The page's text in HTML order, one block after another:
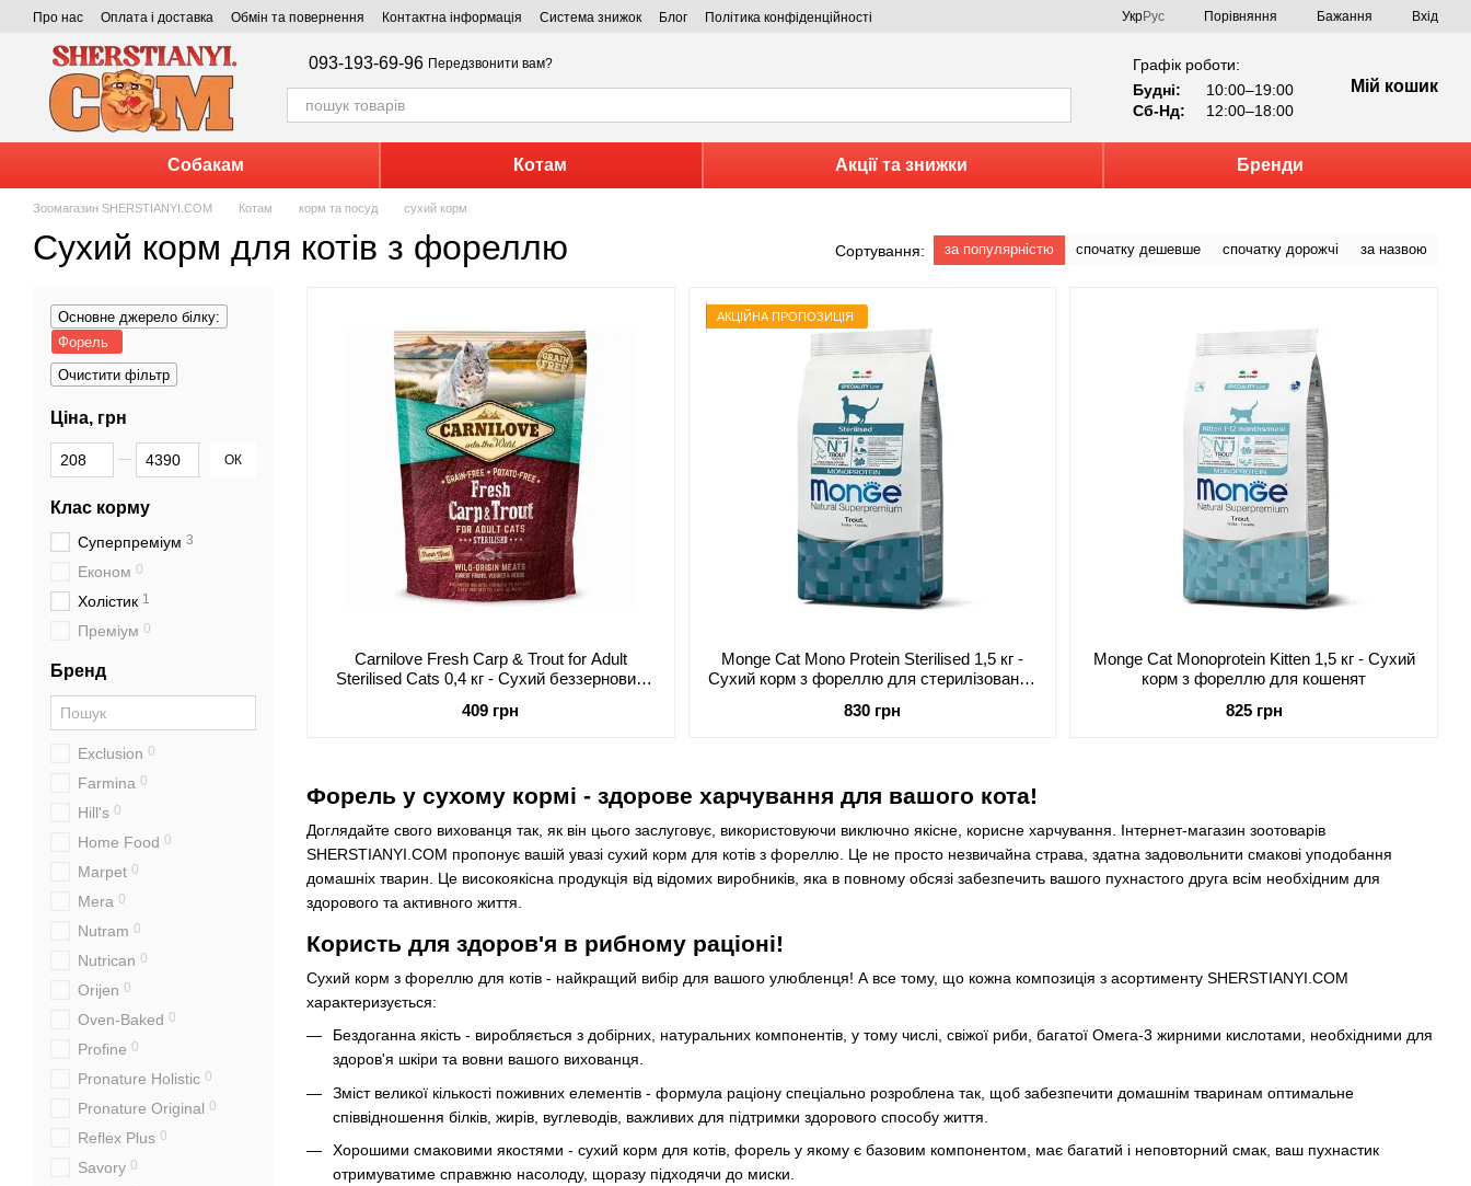
Перейти до основного контенту
Про нас Оплата і доставка Обмін та повернення Контактна інформація Система знижок Блог Політика конфіденційності УкрРус Порівняння Бажання Вхід
093-193-69-96 Передзвонити вам?
Графік роботи:
Будні:
10:00–19:00
Сб-Нд:
12:00–18:00
Мій кошик
Собакам Котам Акції та знижки Бренди
Зоомагазин SHERSTIANYI.COM Котам корм та посуд сухий корм
Сухий корм для котів з фореллю Сортування: за популярністю спочатку дешевше спочатку дорожчі за назвою
Форель у сухому кормі - здорове харчування для вашого кота!
Доглядайте свого вихованця так, як він цього заслуговує, використовуючи виключно якісне, корисне харчування. Інтернет-магазин зоотоварів
SHERSTIANYI.COM пропонує вашій увазі сухий корм для котів з фореллю. Це не просто незвичайна страва, здатна задовольнити смакові уподобання
домашніх тварин. Це високоякісна продукція від відомих виробників, яка в повному обсязі забезпечить вашого пухнастого друга всім необхідним для
здорового та активного життя.
Користь для здоров'я в рибному раціоні!
Сухий корм з фореллю для котів - найкращий вибір для вашого улюбленця! А все тому, що кожна композиція з асортименту SHERSTIANYI.COM
характеризується:
Бездоганна якість - виробляється з добірних, натуральних компонентів, у тому числі, свіжої риби, багатої Омега-3 жирними кислотами, необхідними для
здоров'я шкіри та вовни вашого вихованця.
Зміст великої кількості поживних елементів - формула раціону спеціально розроблена так, щоб забезпечити домашнім тваринам оптимальне
співвідношення білків, жирів, вуглеводів, важливих для підтримки здорового способу життя.
Хорошими смаковими якостями - сухий корм для котів, форель у якому є базовим компонентом, має багатий і неповторний смак, ваш пухнастик
отримуватиме справжню насолоду, щоразу підходячи до миски.
Carnilove Fresh Carp & Trout for Adult
Sterilised Cats 0,4 кг - Сухий беззерновий
стерилізованих кішок
409 грн
АКЦІЙНА ПРОПОЗИЦІЯ
Monge Cat Mono Protein Sterilised 1,5 кг -
Сухий корм з фореллю для стерилізованих
830 грн
Monge Cat Monoprotein Kitten 1,5 кг - Сухий
корм з фореллю для кошенят
825 грн
Основне джерело білку:
Форель
Очистити фільтр
Ціна, грн
Від Ціна, грн
До Ціна, грн ОК
Клас корму
Суперпреміум 3
Економ 0
Холістик 1
Преміум 0
Бренд
Exclusion 0
Farmina 0
Hill's 0
Home Food 0
Marpet 0
Mera 0
Nutram 0
Nutrican 0
Orijen 0
Oven-Baked 0
Profine 0
Pronature Holistic 0
Pronature Original 0
Reflex Plus 0
Savory 0